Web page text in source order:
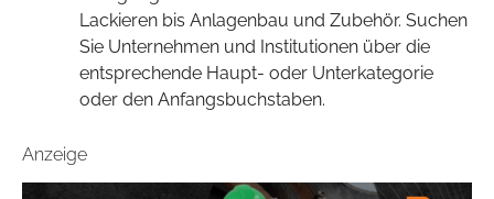
Lackieren bis Anlagenbau und Zubehör. Suchen
Sie Unternehmen und Institutionen über die
entsprechende Haupt- oder Unterkategorie
oder den Anfangsbuchstaben.
Anzeige